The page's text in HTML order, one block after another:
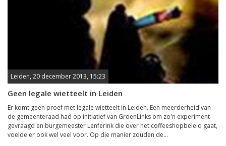
Leiden, 20 december 2013, 15:23
Geen legale wietteelt in Leiden
Er komt geen proef met legale wietteelt in Leiden. Een meerderheid van
de gemeenteraad had op initiatief van GroenLinks om zo'n experiment
gevraagd en burgemeester Lenferink die over het coffeeshopbeleid gaat,
voelde er ook wel veel voor. Op die manier zouden de...